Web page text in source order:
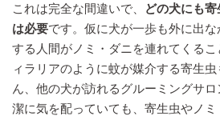
これは完全な間違いで、
どの犬にも
は必要です。仮に犬が一歩も外に出
する人間がノミ・ダニを連れてくる
ィラリアのように蚊が媒介する寄生
ん、他の犬が訪れるグルーミングサ
潔に気を配っていても、寄生虫やノ